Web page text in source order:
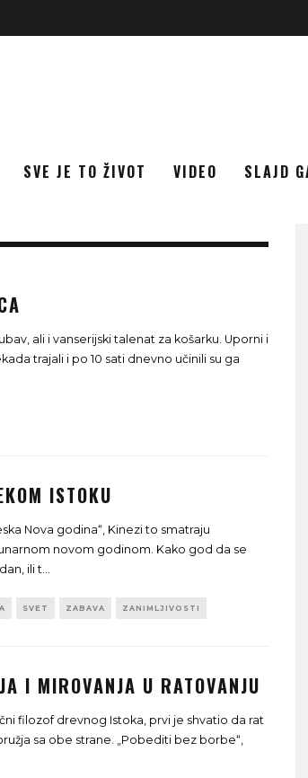
SVE JE TO ŽIVOT VIDEO SLAJD
ali i vanserijski talenat za košarku. Uporni i
trajali i po 10 sati dnevno učinili su ga
ISTOKU
Nova godina“, Kinezi to smatraju
novom godinom. Kako god da se
ili t...
SVET ZABAVA ZANIMLJIVOSTI
I MIROVANJA U RATOVANJU
filozof drevnog Istoka, prvi je shvatio da rat
sa obe strane. „Pobediti bez borbe“,